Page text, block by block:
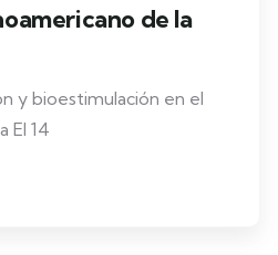
de la
y bioestimulación en el
El 14